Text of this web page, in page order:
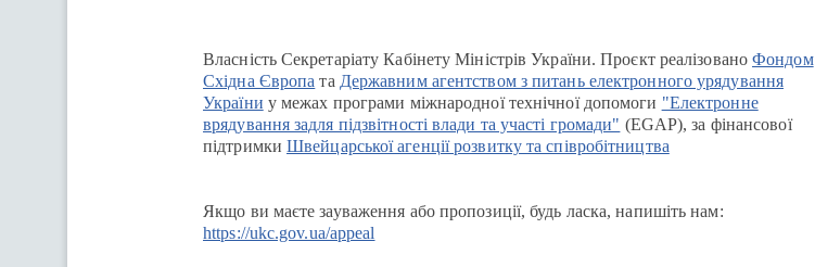
Власність Секретаріату Кабінету Міністрів України. Проєкт реалізованоФондом
Східна Європа та Державним агентством з питань електронного урядування
України у межах програми міжнародної технічної допомоги "Електронне
врядування задля підзвітності влади та участі громади" (EGAP), за фінансової
підтримки Швейцарської агенції розвитку та співробітництва
Якщо ви маєте зауваження або пропозиції, будь ласка, напишіть нам:
https://ukc.gov.ua/appeal